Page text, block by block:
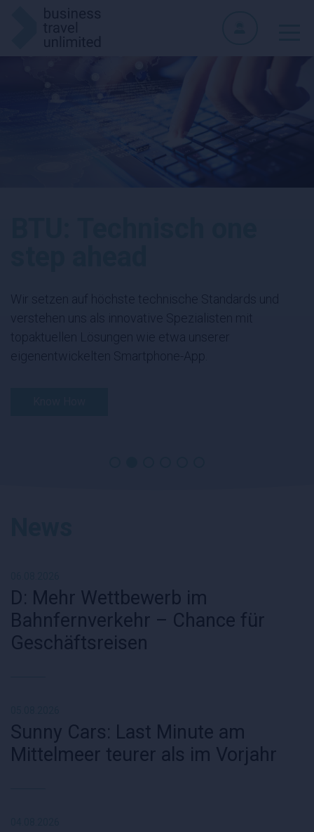
Wir setzen auf höchste technische Standards und
verstehen uns als innovative Spezialisten mit
topaktuellen Lösungen wie etwa unserer
eigenentwickelten Smartphone-App.
D: Mehr Wettbewerb im
Bahnfernverkehr – Chance für
Geschäftsreisen
Sunny Cars: Last Minute am
Mittelmeer teurer als im Vorjahr